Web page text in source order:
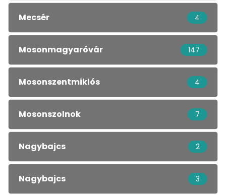
Mecsér 4
Mosonmagyaróvár 147
Mosonszentmiklós 4
Mosonszolnok 7
Nagybajcs 2
Nagybajcs 3